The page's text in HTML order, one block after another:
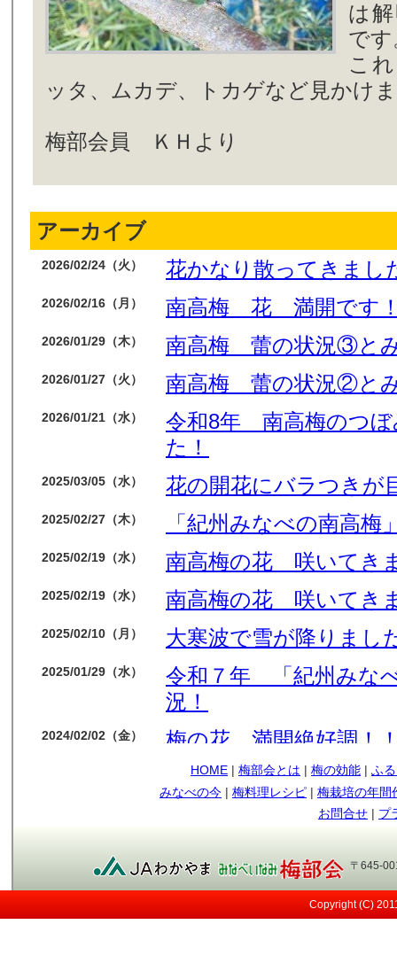
は
です
こ
ッタ、ムカデ、トカゲなど見かけ
梅部会員 ＫＨより
アーカイブ
2026/02/24（火） 花かなり散ってきま
2026/02/16（月） 南高梅 花 満開です
2026/01/29（木） 南高梅 蕾の状況③と
2026/01/27（火） 南高梅 蕾の状況②と
2026/01/21（水）
令和8年 南高梅のつぼ
た！
2025/03/05（水） 花の開花にバラつきが
2025/02/27（木） 「紀州みなべの南高
2025/02/19（水） 南高梅の花 咲いてき
2025/02/19（水） 南高梅の花 咲いてき
2025/02/10（月） 大寒波で雪が降りまし
2025/01/29（水）
令和７年 「紀州みな
況！
2024/02/02（金） 梅の花 満開絶好調！
今年も梅の花順調です
もう少しで収獲です
順調に育ってます
2023/03/29（水） 今年も南高梅の実が見
HOME | 梅部会とは | 梅の効能 | ふ
みなべの今 | 梅料理レシピ | 梅栽培の年間
お問合せ | プ
〒645-
Copyright (C)